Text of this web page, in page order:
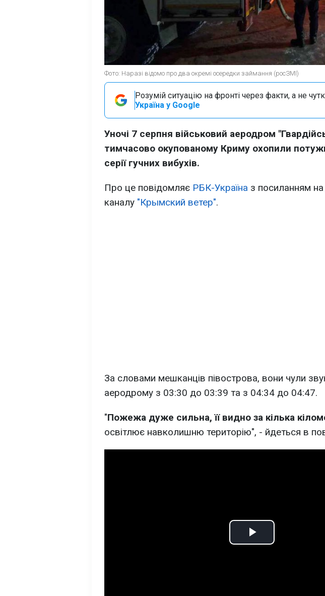
Фото: Наразі відомо про два окремі осередки займання (росЗМІ)
Розумій ситуацію на фронті через факти, а не
Україна у Google
Уночі 7 серпня військовий аеродром
тимчасово окупованому Криму охопили
серії гучних вибухів.
Про це повідомляє РБК-Україна з посиланням
каналу "Крымский ветер".
За словами мешканців півострова, вони чули
аеродрому з 03:30 до 03:39 та з 04:34 до 04:47.
"Пожежа дуже сильна, її видно за кілька
освітлює навколишню територію", - йдеться в
Play